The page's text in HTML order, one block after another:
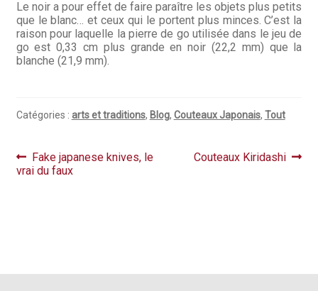
Le noir a pour effet de faire paraître les objets plus petits
que le blanc… et ceux qui le portent plus minces. C’est la
raison pour laquelle la pierre de go utilisée dans le jeu de
go est 0,33 cm plus grande en noir (22,2 mm) que la
blanche (21,9 mm).
Catégories : arts et traditions, Blog, Couteaux Japonais, Tout
Navigation
de
Article
précédent :
Fake japanese knives, le
vrai du faux
Article
Couteaux Kiridashi